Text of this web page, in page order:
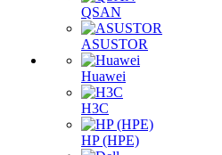
QSAN
ASUSTOR
Huawei
H3C
HP (HPE)